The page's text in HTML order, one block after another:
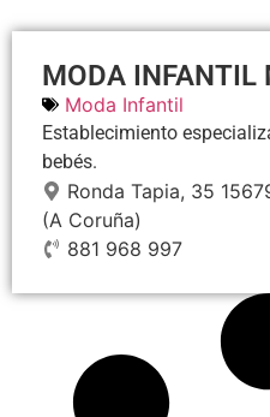
MODA INFANTIL
Moda Infantil
Establecimiento
bebés.
Ronda Tapia, 35
(A Coruña)
881 968 997